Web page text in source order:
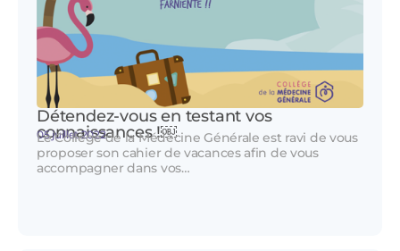
Détendez-vous en testant vos
connaissances !￼
05 juillet 2022
Le Collège de la Médecine Générale est ravi de vous
proposer son cahier de vacances afin de vous
accompagner dans vos…